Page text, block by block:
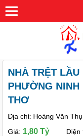
NHÀ TRỆT
PHƯỜNG
THƠ
Địa chỉ: Hoàng Văn
Giá: 1,80 Tỷ Diện